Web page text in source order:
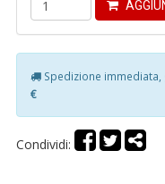
Spedizione
€
Condividi: